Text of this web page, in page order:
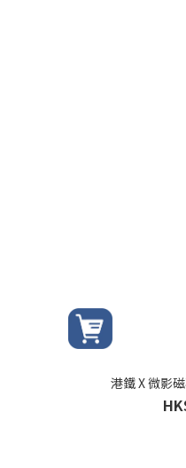
港鐵 X 微影